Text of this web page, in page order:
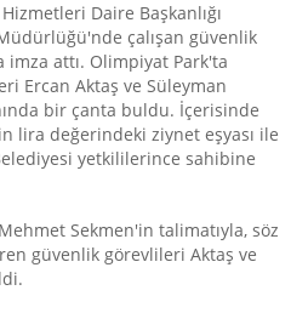
Daire Başkanlığı
çalışan güvenlik
attı. Olimpiyat Park'ta
Ercan Aktaş ve Süleyman
bir çanta buldu. İçerisinde
lira değerindeki ziynet eşyası ile
yetkililerince sahibine
Sekmen'in talimatıyla, söz
güvenlik görevlileri Aktaş ve